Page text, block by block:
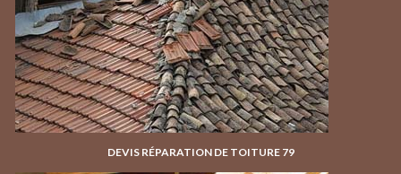
DEVIS RÉPARATION DE TOITURE 79